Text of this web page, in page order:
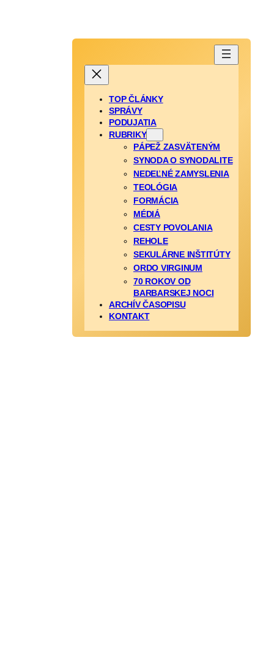
TOP ČLÁNKY
SPRÁVY
PODUJATIA
RUBRIKY
PÁPEŽ ZASVÄTENÝM
SYNODA O SYNODALITE
NEDEĽNÉ ZAMYSLENIA
TEOLÓGIA
FORMÁCIA
MÉDIÁ
CESTY POVOLANIA
REHOLE
SEKULÁRNE INŠTITÚTY
ORDO VIRGINUM
70 ROKOV OD
BARBARSKEJ NOCI
ARCHÍV ČASOPISU
KONTAKT